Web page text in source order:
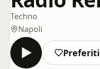
Techno
Napoli
Preferiti